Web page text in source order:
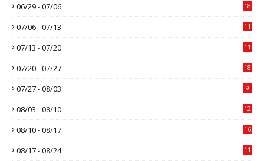
06/29 - 07/06 18
07/06 - 07/13 11
07/13 - 07/20 11
07/20 - 07/27 18
07/27 - 08/03 9
08/03 - 08/10 12
08/10 - 08/17 16
08/17 - 08/24 11